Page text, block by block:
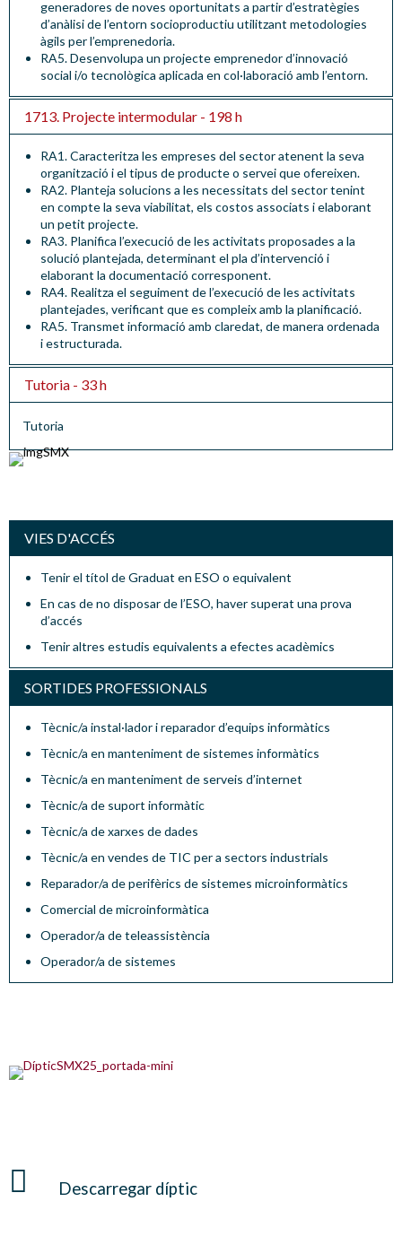
generadores de noves oportunitats a partir d’estratègies
d’anàlisi de l’entorn socioproductiu utilitzant metodologies
àgils per l’emprenedoria.
RA5. Desenvolupa un projecte emprenedor d’innovació
social i/o tecnològica aplicada en col·laboració amb l’entorn.
1713. Projecte intermodular - 198 h
RA1. Caracteritza les empreses del sector atenent la seva
organització i el tipus de producte o servei que ofereixen.
RA2. Planteja solucions a les necessitats del sector tenint
en compte la seva viabilitat, els costos associats i elaborant
un petit projecte.
RA3. Planifica l’execució de les activitats proposades a la
solució plantejada, determinant el pla d’intervenció i
elaborant la documentació corresponent.
RA4. Realitza el seguiment de l’execució de les activitats
plantejades, verificant que es compleix amb la planificació.
RA5. Transmet informació amb claredat, de manera ordenada
i estructurada.
Tutoria - 33 h
Tutoria
VIES D'ACCÉS
Tenir el títol de Graduat en ESO o equivalent
En cas de no disposar de l’ESO, haver superat una prova
d’accés
Tenir altres estudis equivalents a efectes acadèmics
SORTIDES PROFESSIONALS
Tècnic/a instal·lador i reparador d’equips informàtics
Tècnic/a en manteniment de sistemes informàtics
Tècnic/a en manteniment de serveis d’internet
Tècnic/a de suport informàtic
Tècnic/a de xarxes de dades
Tècnic/a en vendes de TIC per a sectors industrials
Reparador/a de perifèrics de sistemes microinformàtics
Comercial de microinformàtica
Operador/a de teleassistència
Operador/a de sistemes
Descarregar díptic